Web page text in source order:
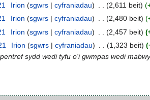
Irion sgwrs cyfraniadau 2,611 beit
Irion sgwrs cyfraniadau 2,480 beit
Irion sgwrs cyfraniadau 2,457 beit
Irion sgwrs cyfraniadau 1,323 beit
pentref sydd wedi tyfu o'i gwmpas wedi